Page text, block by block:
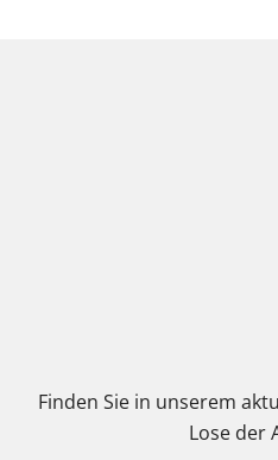
Finden Sie in unserem
Lose der